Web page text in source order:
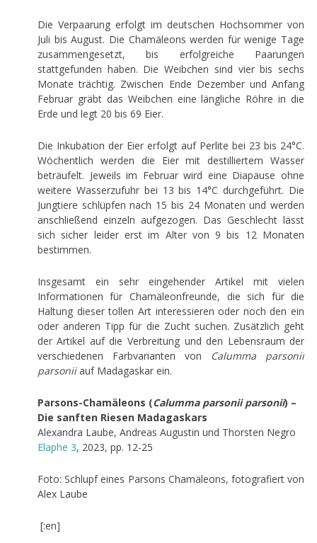
Die Verpaarung erfolgt im deutschen Hochsommer von
Juli bis August. Die Chamäleons werden für wenige Tage
zusammengesetzt, bis erfolgreiche Paarungen
stattgefunden haben. Die Weibchen sind vier bis sechs
Monate trächtig. Zwischen Ende Dezember und Anfang
Februar gräbt das Weibchen eine längliche Röhre in die
Erde und legt 20 bis 69 Eier.
Die Inkubation der Eier erfolgt auf Perlite bei 23 bis 24°C.
Wöchentlich werden die Eier mit destilliertem Wasser
beträufelt. Jeweils im Februar wird eine Diapause ohne
weitere Wasserzufuhr bei 13 bis 14°C durchgeführt. Die
Jungtiere schlüpfen nach 15 bis 24 Monaten und werden
anschließend einzeln aufgezogen. Das Geschlecht lässt
sich sicher leider erst im Alter von 9 bis 12 Monaten
bestimmen.
Insgesamt ein sehr eingehender Artikel mit vielen
Informationen für Chamäleonfreunde, die sich für die
Haltung dieser tollen Art interessieren oder noch den ein
oder anderen Tipp für die Zucht suchen. Zusätzlich geht
der Artikel auf die Verbreitung und den Lebensraum der
verschiedenen Farbvarianten von
Calumma parsonii
parsoniiauf Madagaskar ein.
Parsons-Chamäleons (Calumma parsonii parsonii) –
Die sanften Riesen Madagaskars
Alexandra Laube, Andreas Augustin und Thorsten Negro
Elaphe 3, 2023, pp. 12-25
Foto: Schlupf eines Parsons Chamäleons, fotografiert von
Alex Laube
[:en]